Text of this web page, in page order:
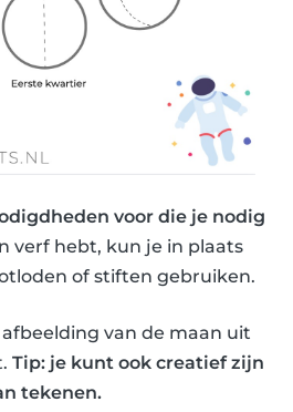
voor die je nodig
verf hebt, kun je in plaats
of stiften gebruiken.
van de maan uit
Tip: je kunt ook creatief zijn
tekenen.